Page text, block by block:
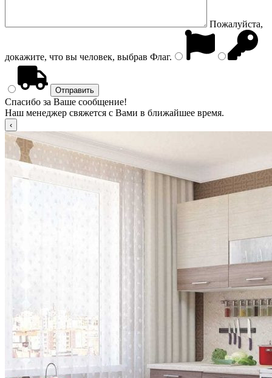
Пожалуйста,
докажите, что вы человек, выбрав Флаг.
Спасибо за Ваше сообщение!
Наш менеджер свяжется с Вами в ближайшее время.